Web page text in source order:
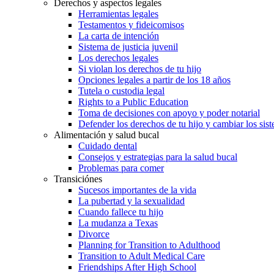
Derechos y aspectos legales
Herramientas legales
Testamentos y fideicomisos
La carta de intención
Sistema de justicia juvenil
Los derechos legales
Si violan los derechos de tu hijo
Opciones legales a partir de los 18 años
Tutela o custodia legal
Rights to a Public Education
Toma de decisiones con apoyo y poder notarial
Defender los derechos de tu hijo y cambiar los
Alimentación y salud bucal
Cuidado dental
Consejos y estrategias para la salud bucal
Problemas para comer
Transiciónes
Sucesos importantes de la vida
La pubertad y la sexualidad
Cuando fallece tu hijo
La mudanza a Texas
Divorce
Planning for Transition to Adulthood
Transition to Adult Medical Care
Friendships After High School